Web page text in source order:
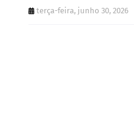
terça-feira, junho 30, 2026